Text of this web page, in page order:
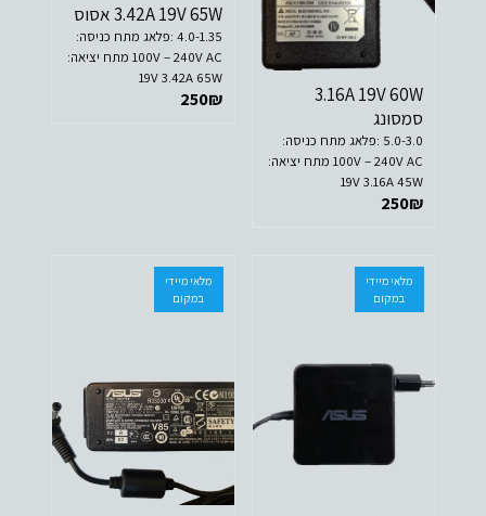
3.16A 19V 60W
סמסונג
5.0-3.0 :פלאג מתח כניסה:
100V – 240V AC מתח יציאה:
19V 3.16A 45W
250₪
3.42A 19V 65W אסוס
4.0-1.35 :פלאג מתח כניסה:
100V – 240V AC מתח יציאה:
19V 3.42A 65W
250₪
מלאי מיידי
במקום
מלאי מיידי
במקום